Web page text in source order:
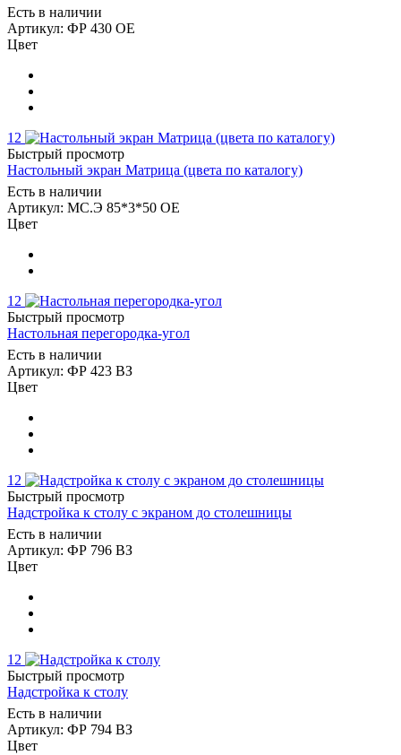
Есть в наличии
Артикул: ФР 430 ОЕ
Цвет
12
Быстрый просмотр
Настольный экран Матрица (цвета по каталогу)
Есть в наличии
Артикул: MC.Э 85*3*50 ОЕ
Цвет
12
Быстрый просмотр
Настольная перегородка-угол
Есть в наличии
Артикул: ФР 423 ВЗ
Цвет
12
Быстрый просмотр
Надстройка к столу с экраном до столешницы
Есть в наличии
Артикул: ФР 796 ВЗ
Цвет
12
Быстрый просмотр
Надстройка к столу
Есть в наличии
Артикул: ФР 794 ВЗ
Цвет